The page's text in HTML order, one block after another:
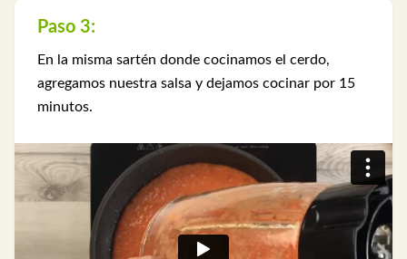
Paso 3:
En la misma sartén donde cocinamos el cerdo,
agregamos nuestra salsa y dejamos cocinar por 15
minutos.